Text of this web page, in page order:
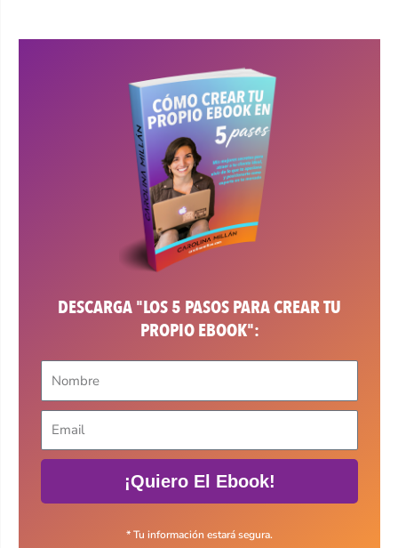
DESCARGA "LOS 5 PASOS PARA CREAR TU
PROPIO EBOOK":
¡Quiero El Ebook!
* Tu información estará segura.